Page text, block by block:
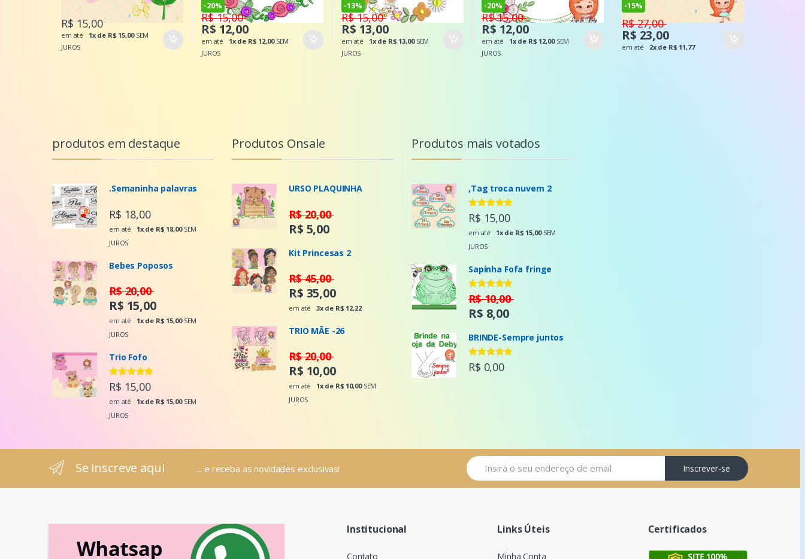
R$ 15,00
em até 1x de R$ 15,00SEM
JUROS
-20%
R$ 15,00
R$ 12,00
em até 1x de R$ 12,00SEM
JUROS
-13%
R$ 15,00
R$ 13,00
em até 1x de R$ 13,00SEM
JUROS
-20%
R$ 15,00
R$ 12,00
em até 1x de R$ 12,00SEM
JUROS
-15%
R$ 27,00
R$ 23,00
em até 2x de R$ 11,77
produtos em destaque
.Semaninha palavras
R$ 18,00
em até 1x de R$ 18,00SEM
JUROS
Bebes Poposos
R$ 20,00
R$ 15,00
em até 1x de R$ 15,00SEM
JUROS
Trio Fofo
Avaliação
5.00
de 5
R$ 15,00
em até 1x de R$ 15,00SEM
JUROS
Produtos Onsale
URSO PLAQUINHA
R$ 20,00
R$ 5,00
Kit Princesas 2
R$ 45,00
R$ 35,00
em até 3x de R$ 12,22
TRIO MÃE -26
R$ 20,00
R$ 10,00
em até 1x de R$ 10,00SEM
JUROS
Produtos mais votados
,Tag troca nuvem 2
Avaliação
5.00
de 5
R$ 15,00
em até 1x de R$ 15,00SEM
JUROS
Sapinha Fofa fringe
Avaliação
5.00
de 5
R$ 10,00
R$ 8,00
BRINDE-Sempre juntos
Avaliação
5.00 de 5
R$ 0,00
Se inscreve aqui ... e receba as novidades exclusivas! Inscrever-se
Institucional
Contato
Links Úteis
Minha Conta
Certificados